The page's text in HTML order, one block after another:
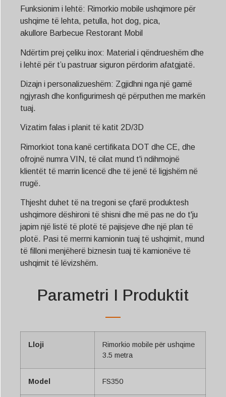
Funksionim i lehtë: Rimorkio mobile ushqimore për
ushqime të lehta, petulla, hot dog, pica,
akullore Barbecue Restorant Mobil
Ndërtim prej çeliku inox: Material i qëndrueshëm dhe
i lehtë për t’u pastruar siguron përdorim afatgjatë.
Dizajn i personalizueshëm: Zgjidhni nga një gamë
ngjyrash dhe konfigurimesh që përputhen me markën
tuaj.
Vizatim falas i planit të katit 2D/3D
Rimorkiot tona kanë certifikata DOT dhe CE, dhe
ofrojnë numra VIN, të cilat mund t'i ndihmojnë
klientët të marrin licencë dhe të jenë të ligjshëm në
rrugë.
Thjesht duhet të na tregoni se çfarë produktesh
ushqimore dëshironi të shisni dhe më pas ne do t'ju
japim një listë të plotë të pajisjeve dhe një plan të
plotë. Pasi të merrni kamionin tuaj të ushqimit, mund
të filloni menjëherë biznesin tuaj të kamionëve të
ushqimit të lëvizshëm.
Parametri I Produktit
Lloji
Rimorkio mobile për ushqime
3.5 metra
Model FS350